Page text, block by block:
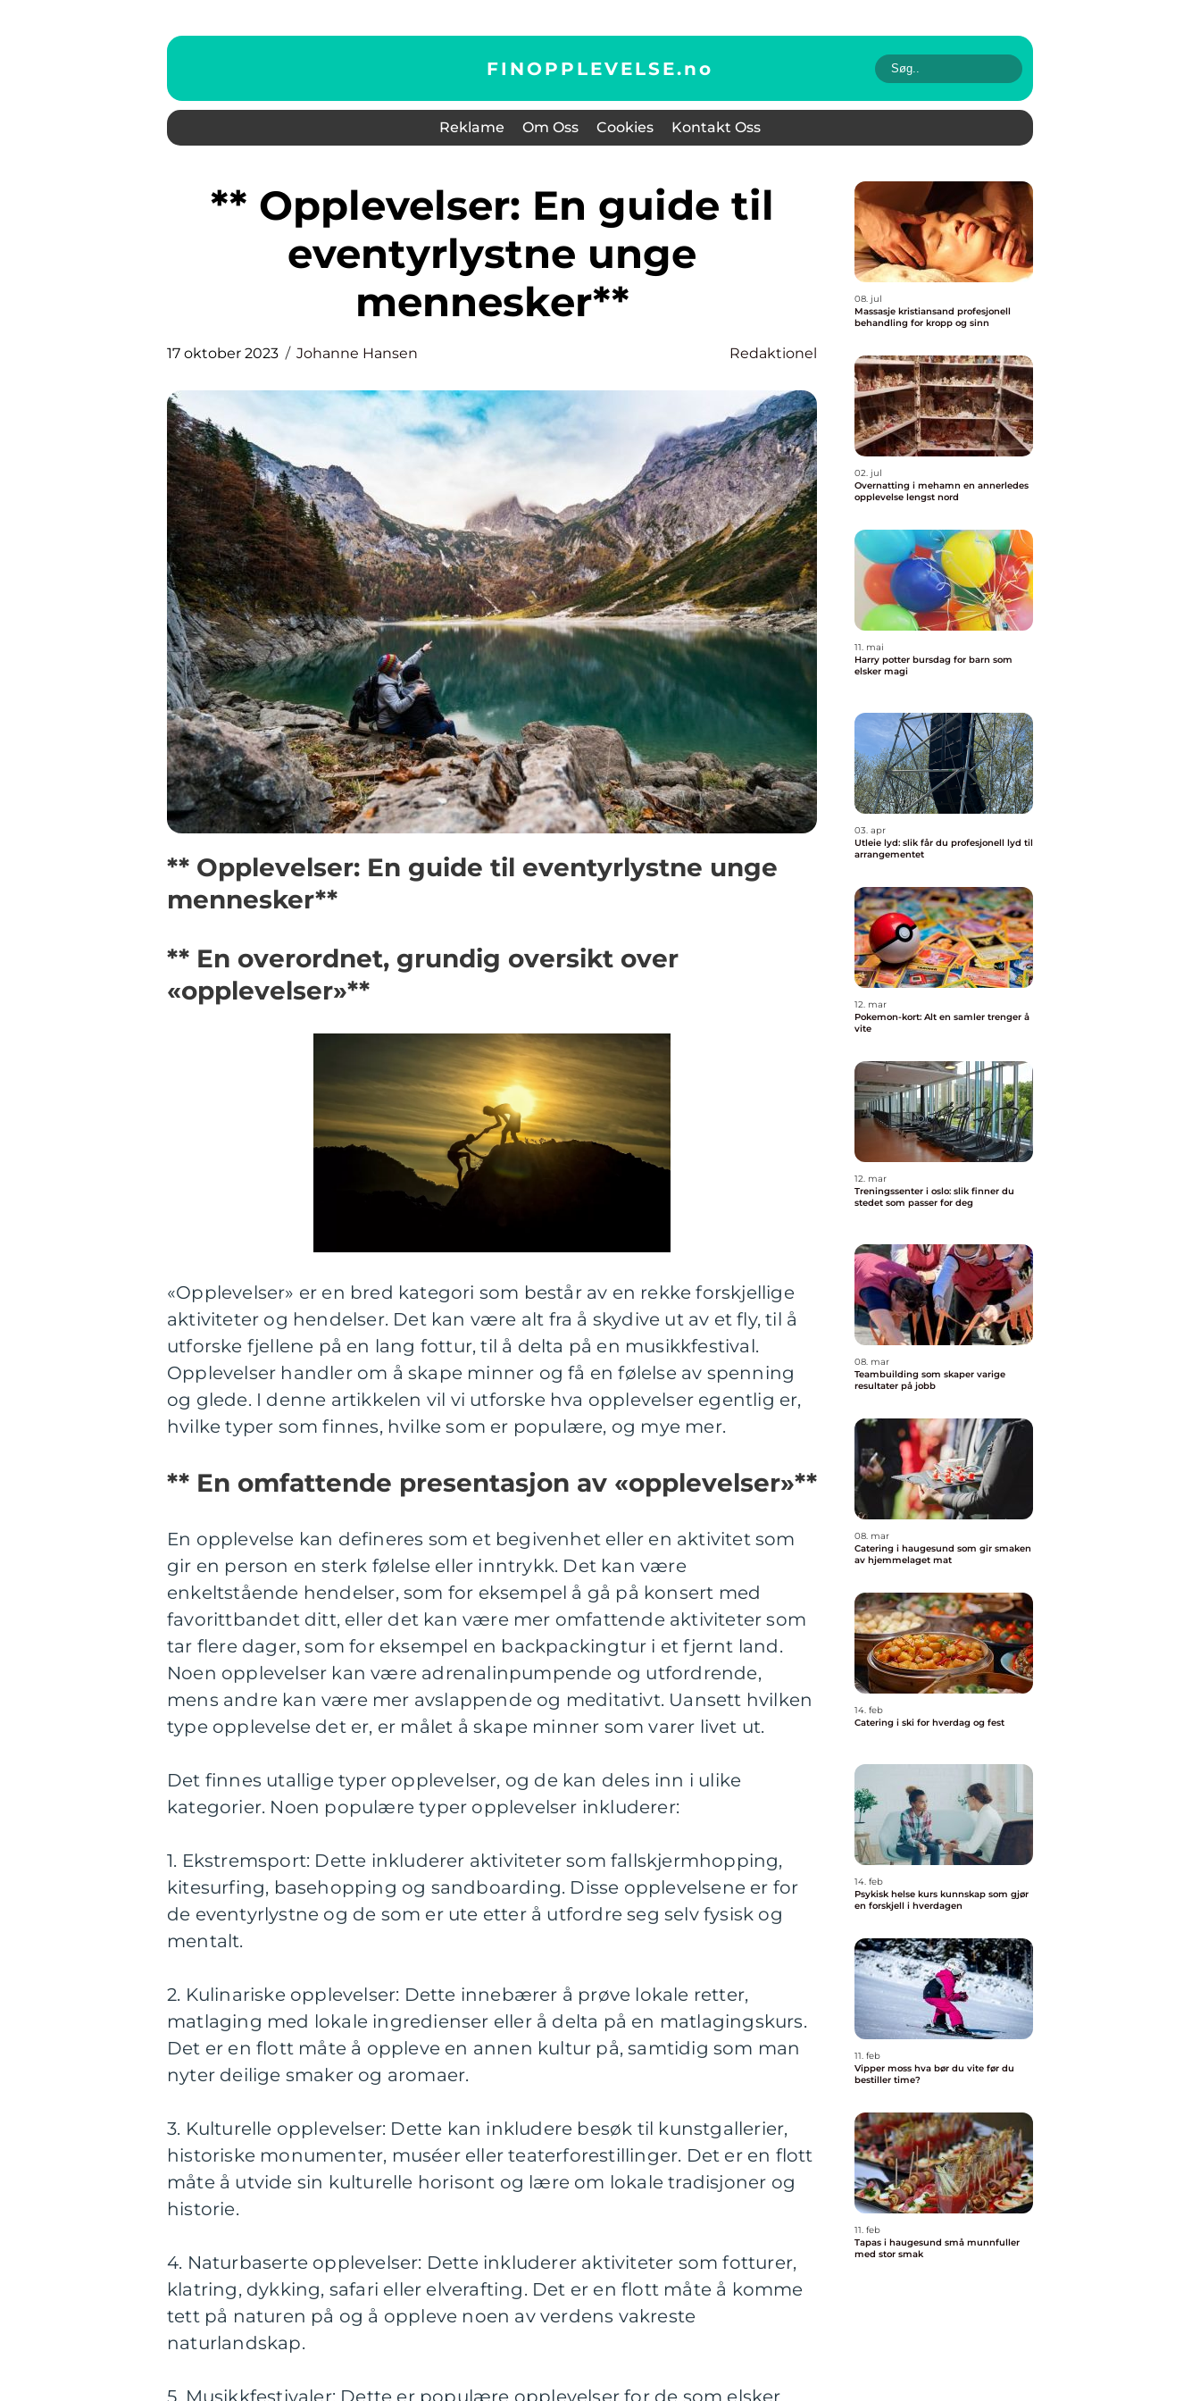
FINOPPLEVELSE.no
Reklame Om Oss Cookies Kontakt Oss
** Opplevelser: En guide til
eventyrlystne unge
mennesker**
17 oktober 2023 Johanne Hansen Redaktionel
** Opplevelser: En guide til eventyrlystne unge
mennesker**
** En overordnet, grundig oversikt over
«opplevelser»**
«Opplevelser» er en bred kategori som består av en rekke forskjellige
aktiviteter og hendelser. Det kan være alt fra å skydive ut av et fly, til å
utforske fjellene på en lang fottur, til å delta på en musikkfestival.
Opplevelser handler om å skape minner og få en følelse av spenning
og glede. I denne artikkelen vil vi utforske hva opplevelser egentlig er,
hvilke typer som finnes, hvilke som er populære, og mye mer.
** En omfattende presentasjon av «opplevelser»**
En opplevelse kan defineres som et begivenhet eller en aktivitet som
gir en person en sterk følelse eller inntrykk. Det kan være
enkeltstående hendelser, som for eksempel å gå på konsert med
favorittbandet ditt, eller det kan være mer omfattende aktiviteter som
tar flere dager, som for eksempel en backpackingtur i et fjernt land.
Noen opplevelser kan være adrenalinpumpende og utfordrende,
mens andre kan være mer avslappende og meditativt. Uansett hvilken
type opplevelse det er, er målet å skape minner som varer livet ut.
Det finnes utallige typer opplevelser, og de kan deles inn i ulike
kategorier. Noen populære typer opplevelser inkluderer:
1. Ekstremsport: Dette inkluderer aktiviteter som fallskjermhopping,
kitesurfing, basehopping og sandboarding. Disse opplevelsene er for
de eventyrlystne og de som er ute etter å utfordre seg selv fysisk og
mentalt.
2. Kulinariske opplevelser: Dette innebærer å prøve lokale retter,
matlaging med lokale ingredienser eller å delta på en matlagingskurs.
Det er en flott måte å oppleve en annen kultur på, samtidig som man
nyter deilige smaker og aromaer.
3. Kulturelle opplevelser: Dette kan inkludere besøk til kunstgallerier,
historiske monumenter, muséer eller teaterforestillinger. Det er en flott
måte å utvide sin kulturelle horisont og lære om lokale tradisjoner og
historie.
4. Naturbaserte opplevelser: Dette inkluderer aktiviteter som fotturer,
klatring, dykking, safari eller elverafting. Det er en flott måte å komme
tett på naturen på og å oppleve noen av verdens vakreste
naturlandskap.
5. Musikkfestivaler: Dette er populære opplevelser for de som elsker
08. jul
Massasje kristiansand profesjonell
behandling for kropp og sinn
02. jul
Overnatting i mehamn en annerledes
opplevelse lengst nord
11. mai
Harry potter bursdag for barn som
elsker magi
03. apr
Utleie lyd: slik får du profesjonell lyd til
arrangementet
12. mar
Pokemon-kort: Alt en samler trenger å
vite
12. mar
Treningssenter i oslo: slik finner du
stedet som passer for deg
08. mar
Teambuilding som skaper varige
resultater på jobb
08. mar
Catering i haugesund som gir smaken
av hjemmelaget mat
14. feb
Catering i ski for hverdag og fest
14. feb
Psykisk helse kurs kunnskap som gjør
en forskjell i hverdagen
11. feb
Vipper moss hva bør du vite før du
bestiller time?
11. feb
Tapas i haugesund små munnfuller
med stor smak